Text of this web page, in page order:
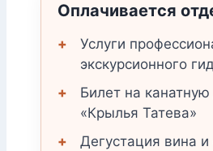
Оплачивается
Услуги
экскурсионного
Билет на канатную
«Крылья Татева»
Дегустация вина